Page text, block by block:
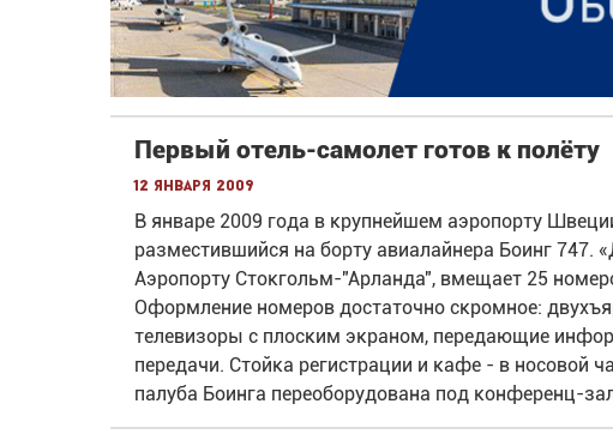
Первый отель-самолет готов к полёту
12 января 2009
В январе 2009 года в крупнейшем аэропорту
разместившийся на борту авиалайнера Боинг 747.
Аэропорту Стокгольм-"Арланда", вмещает 25
Оформление номеров достаточно скромное:
телевизоры с плоским экраном, передающие
передачи. Стойка регистрации и кафе - в носовой
палуба Боинга переоборудована под конференц-